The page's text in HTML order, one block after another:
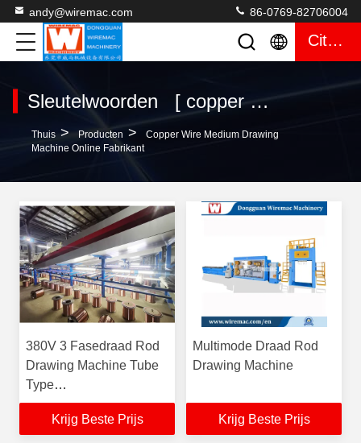
andy@wiremac.com 86-0769-82706004
Citaat
Sleutelwoorden [ copper wire medium drawing machine ] Gelijke 287 producten
Thuis > Producten >
Copper Wire Medium Drawing
Machine Online Fabrikant
380V 3 Fasedraad Rod
Drawing Machine Tube
Type
21800xW1500x1800MM
Krijg Beste Prijs
Multimode Draad Rod
Drawing Machine
Krijg Beste Prijs